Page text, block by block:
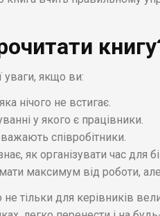
уваги, якщо ви:
нічого не встигає.
у якого є працівники.
співробітники.
як організувати час для
максимум від роботи,
тільки для керівників